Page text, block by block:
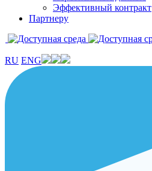
Эффективный контракт
Партнеру
RU ENG